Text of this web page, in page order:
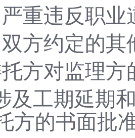
重违反职业
方约定的其
方对监理方
及工期延期
方的书面批